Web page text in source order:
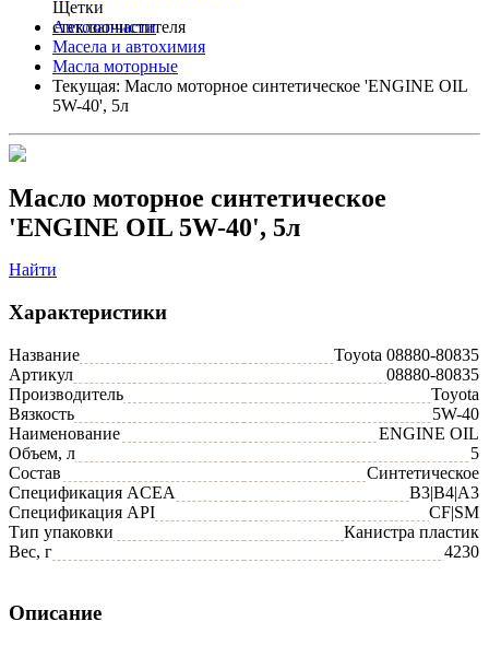
Автозапчасти
Масела и автохимия
Масла моторные
Текущая: Масло моторное синтетическое 'ENGINE OIL
5W-40', 5л
Масло моторное синтетическое
'ENGINE OIL 5W-40', 5л
Найти
Характеристики
Название
Toyota 08880-80835
Артикул
08880-80835
Производитель
Toyota
Вязкость
5W-40
Наименование
ENGINE OIL
Объем, л
5
Состав
Синтетическое
Спецификация ACEA
B3|B4|A3
Спецификация API
CF|SM
Тип упаковки
Канистра пластик
Вес, г
4230
Описание